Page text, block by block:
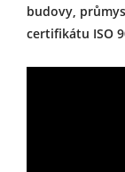
budovy,
certifikátu ISO